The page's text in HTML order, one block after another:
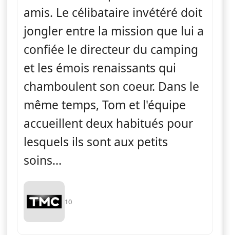
amis. Le célibataire invétéré doit
jongler entre la mission que lui a
confiée le directeur du camping
et les émois renaissants qui
chamboulent son coeur. Dans le
même temps, Tom et l'équipe
accueillent deux habitués pour
lesquels ils sont aux petits
soins...
10